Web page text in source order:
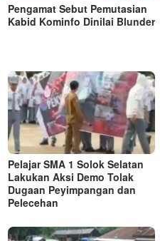
Pengamat Sebut Pemutasian
Kabid Kominfo Dinilai Blunder
Pelajar SMA 1 Solok Selatan
Lakukan Aksi Demo Tolak
Dugaan Peyimpangan dan
Pelecehan